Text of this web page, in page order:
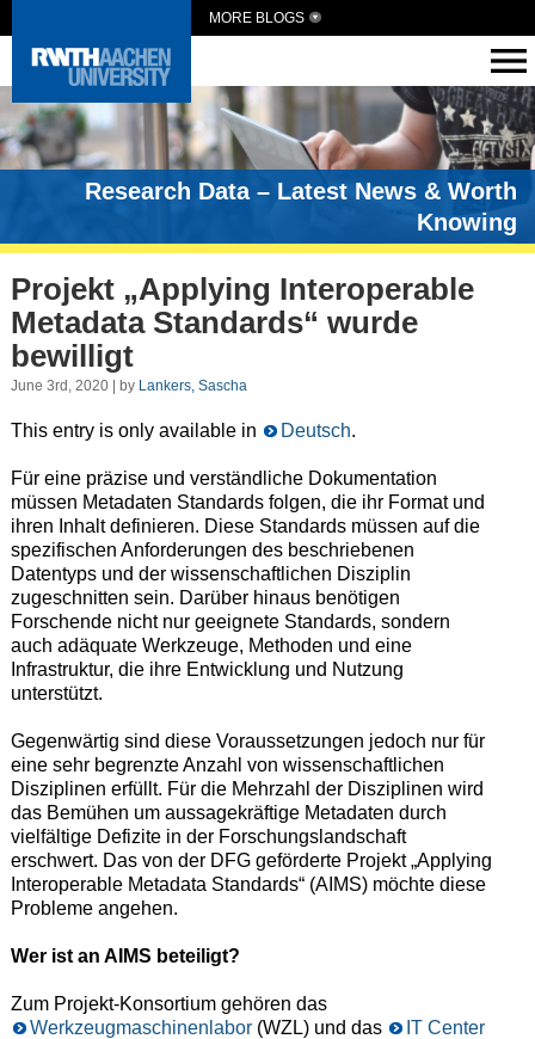
MORE BLOGS
Research Data – Latest News & Worth
Knowing
Projekt „Applying Interoperable
Metadata Standards“ wurde
bewilligt
June 3rd, 2020 | by Lankers, Sascha
This entry is only available in Deutsch.
Für eine präzise und verständliche Dokumentation
müssen Metadaten Standards folgen, die ihr Format und
ihren Inhalt definieren. Diese Standards müssen auf die
spezifischen Anforderungen des beschriebenen
Datentyps und der wissenschaftlichen Disziplin
zugeschnitten sein. Darüber hinaus benötigen
Forschende nicht nur geeignete Standards, sondern
auch adäquate Werkzeuge, Methoden und eine
Infrastruktur, die ihre Entwicklung und Nutzung
unterstützt.
Gegenwärtig sind diese Voraussetzungen jedoch nur für
eine sehr begrenzte Anzahl von wissenschaftlichen
Disziplinen erfüllt. Für die Mehrzahl der Disziplinen wird
das Bemühen um aussagekräftige Metadaten durch
vielfältige Defizite in der Forschungslandschaft
erschwert. Das von der DFG geförderte Projekt „Applying
Interoperable Metadata Standards“ (AIMS) möchte diese
Probleme angehen.
Wer ist an AIMS beteiligt?
Zum Projekt-Konsortium gehören das
Werkzeugmaschinenlabor(WZL) und das
IT Center